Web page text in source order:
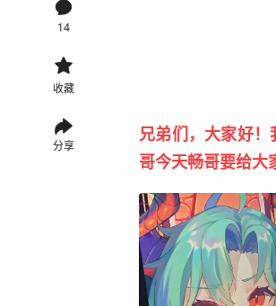
14
收藏
分享
兄弟们，大家好
哥今天畅哥要给大